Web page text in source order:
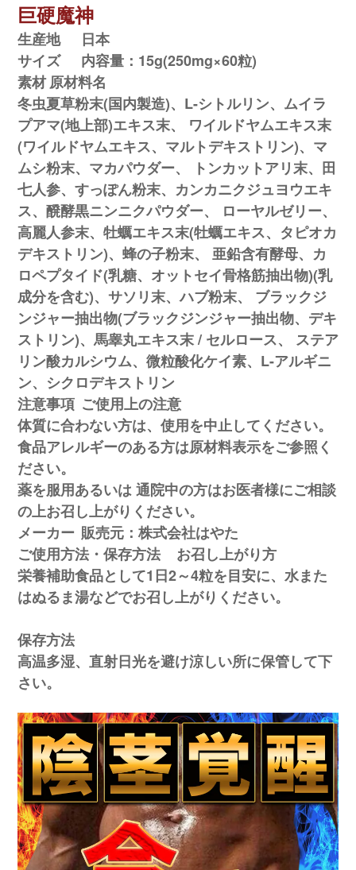
巨硬魔神
生産地
日本
サイズ
内容量：15g(250mg×60粒)
素材原材料名
冬虫夏草粉末(国内製造)、L-シトルリン、ムイラ
プアマ(地上部)エキス末、 ワイルドヤムエキス末
(ワイルドヤムエキス、マルトデキストリン)、マ
ムシ粉末、マカパウダー、 トンカットアリ末、田
七人参、すっぽん粉末、カンカニクジュヨウエキ
ス、醗酵黒ニンニクパウダー、 ローヤルゼリー、
高麗人参末、牡蠣エキス末(牡蠣エキス、タピオカ
デキストリン)、蜂の子粉末、 亜鉛含有酵母、カ
ロペプタイド(乳糖、オットセイ骨格筋抽出物)(乳
成分を含む)、サソリ末、ハブ粉末、 ブラックジ
ンジャー抽出物(ブラックジンジャー抽出物、デキ
ストリン)、馬睾丸エキス末 / セルロース、 ステア
リン酸カルシウム、微粒酸化ケイ素、L-アルギニ
ン、シクロデキストリン
注意事項 ご使用上の注意
体質に合わない方は、使用を中止してください。
食品アレルギーのある方は原材料表示をご参照く
ださい。
薬を服用あるいは 通院中の方はお医者様にご相談
の上お召し上がりください。
メーカー 販売元：株式会社はやた
ご使用方法・保存方法
お召し上がり方
栄養補助食品として1日2～4粒を目安に、水また
はぬるま湯などでお召し上がりください。
保存方法
高温多湿、直射日光を避け涼しい所に保管して下
さい。